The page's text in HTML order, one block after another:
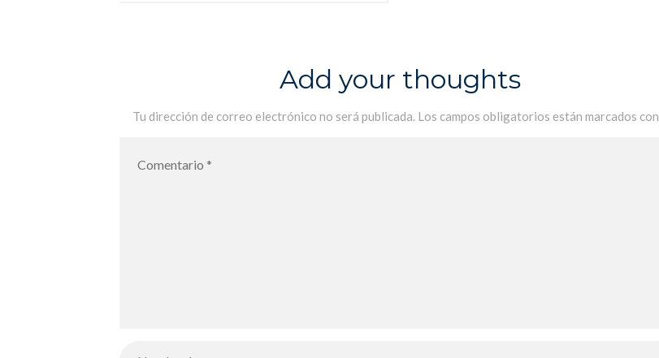
Add your thoughts
Tu dirección de correo electrónico no será publicada. Los campos obligatorios están marcados con